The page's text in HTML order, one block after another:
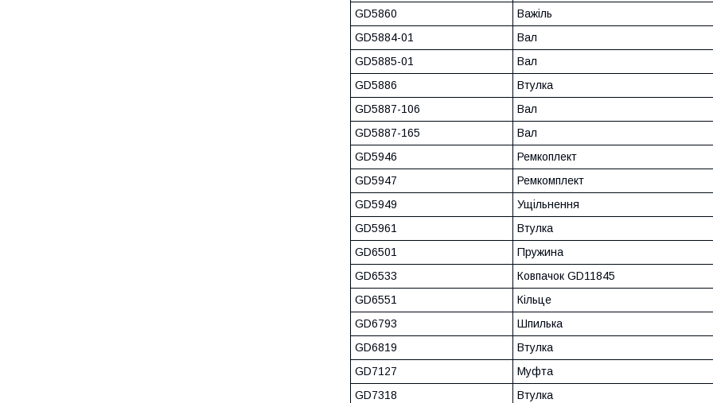
GD5860
Важіль
GD5884-01
Вал
GD5885-01
Вал
GD5886
Втулка
GD5887-106
Вал
GD5887-165
Вал
GD5946
Ремкоплект
GD5947
Ремкомплект
GD5949
Ущільнення
GD5961
Втулка
GD6501
Пружина
GD6533
Ковпачок GD11845
GD6551
Кільце
GD6793
Шпилька
GD6819
Втулка
GD7127
Муфта
GD7318
Втулка